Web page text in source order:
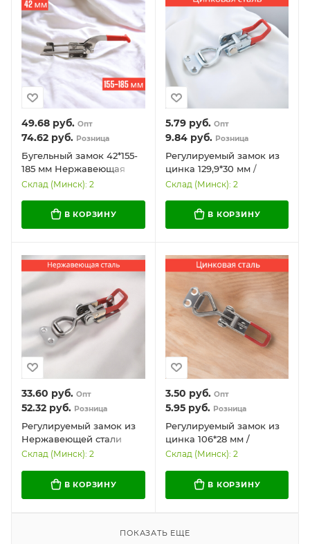
49.68 руб. Опт
74.62 руб. Розница
Бугельный замок 42*155-
185 мм Нержавеющая
сталь / Удобный и
Склад (Минск): 2
В КОРЗИНУ
5.79руб. Опт
9.84руб. Розница
Регулируемый замок из
цинка 129,9*30 мм /
Универсальный и
Склад (Минск): 2
В КОРЗИНУ
33.60 руб. Опт
52.32 руб. Розница
Регулируемый замок из
Нержавеющей стали
129,9*30 мм /
простой в установке
(Х-100)
Склад (Минск): 2
В КОРЗИНУ
3.50 руб. Опт
5.95руб. Розница
Регулируемый замок из
цинка 106*28 мм /
Удобный и надежный
Склад (Минск): 2
В КОРЗИНУ
ПОКАЗАТЬ ЕЩЕ